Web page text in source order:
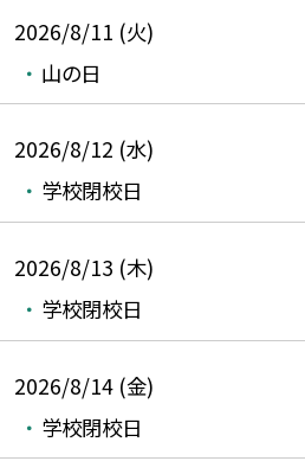
2026/8/11 (火)
山の日
2026/8/12 (水)
学校閉校日
2026/8/13 (木)
学校閉校日
2026/8/14 (金)
学校閉校日